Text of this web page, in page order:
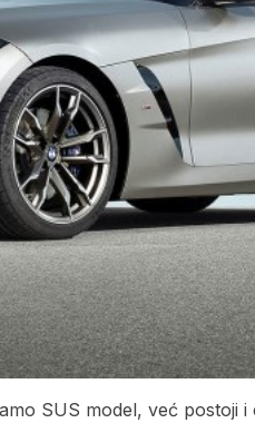
SUS model, već postoji